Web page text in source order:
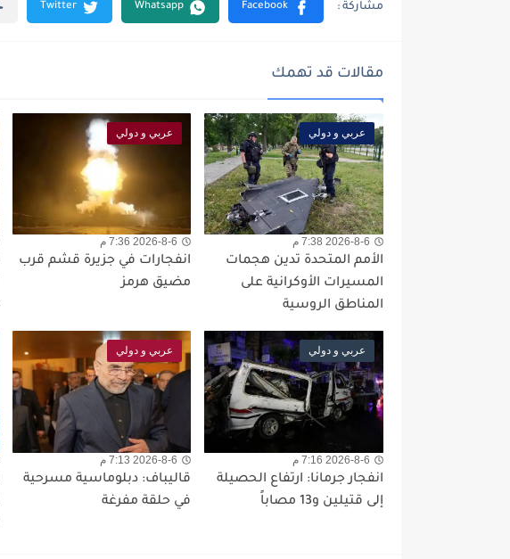
مقالات قد تهمك
عربي و دولي
2026-8-6 7:38 م
الأمم المتحدة تدين هجمات
المسيرات الأوكرانية على
المناطق الروسية
عربي و دولي
2026-8-6 7:36 م
انفجارات في جزيرة قشم قرب
مضيق هرمز
عربي و دولي
2026-8-6 7:16 م
انفجار جرمانا: ارتفاع الحصيلة
إلى قتيلين و13 مصاباً
عربي و دولي
2026-8-6 7:13 م
قاليباف: دبلوماسية مسرحية
في حلقة مفرغة